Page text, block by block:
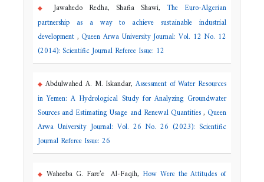
Jawahedo Redha, Shafia Shawi,The Euro-Algerian
partnership as a way to achieve sustainable industrial
development ,Queen Arwa University Journal: Vol. 12 No. 12
(2014): Scientific Journal Referee Issue: 12
Abdulwahed A. M. Iskandar,Assessment of Water Resources
in Yemen: A Hydrological Study for Analyzing Groundwater
Sources and Estimating Usage and Renewal Quantities,Queen
Arwa University Journal: Vol. 26 No. 26 (2023): Scientific
Journal Referee Issue: 26
Waheeba G. Fare’e Al-Faqih, How Were the Attitudes of